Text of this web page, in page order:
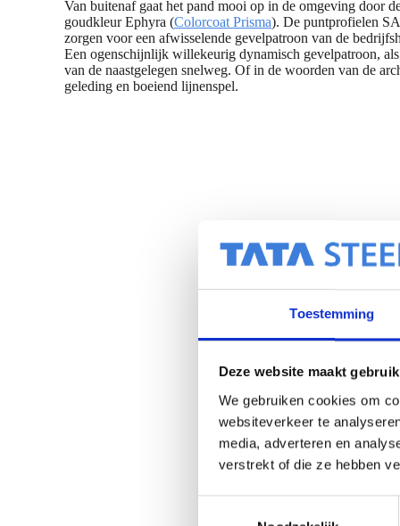
Toestemming
Deze website maakt
We gebruiken cookies om
websiteverkeer te
media, adverteren en
verstrekt of die ze hebben
Van buitenaf gaat het pand mooi op in de omgeving door
goudkleur Ephyra (Colorcoat Prisma). De puntprofielen
zorgen voor een afwisselende gevelpatroon van de
Een ogenschijnlijk willekeurig dynamisch gevelpatroon,
van de naastgelegen snelweg. Of in de woorden van de
geleding en boeiend lijnenspel.